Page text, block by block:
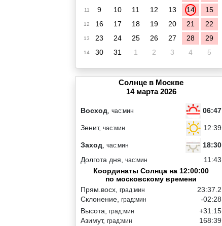
11 9 10 11 12 13 14 15
12 16 17 18 19 20 21 22
13 23 24 25 26 27 28 29
14 30 31 1 2 3 4 5
Солнце в Москве
14 марта 2026
Восход час:мин 06:47
Зенит, час:мин 12:39
Заход час:мин
18:30
Долгота дня, час:мин
11:43
Координаты Солнца на 12:00:00
по московскому времени
Прям.восх, град:мин
Склонение, град:мин
23:37.2
-02:28
Высота, град:мин
Азимут, град:мин
+31:15
168:39